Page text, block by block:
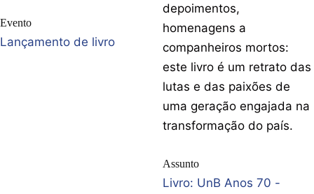
Evento
Lançamento de livro
depoimentos,
homenagens a
companheiros mortos:
este livro é um retrato das
lutas e das paixões de
uma geração engajada na
transformação do país.
Assunto
Livro: UnB Anos 70 -